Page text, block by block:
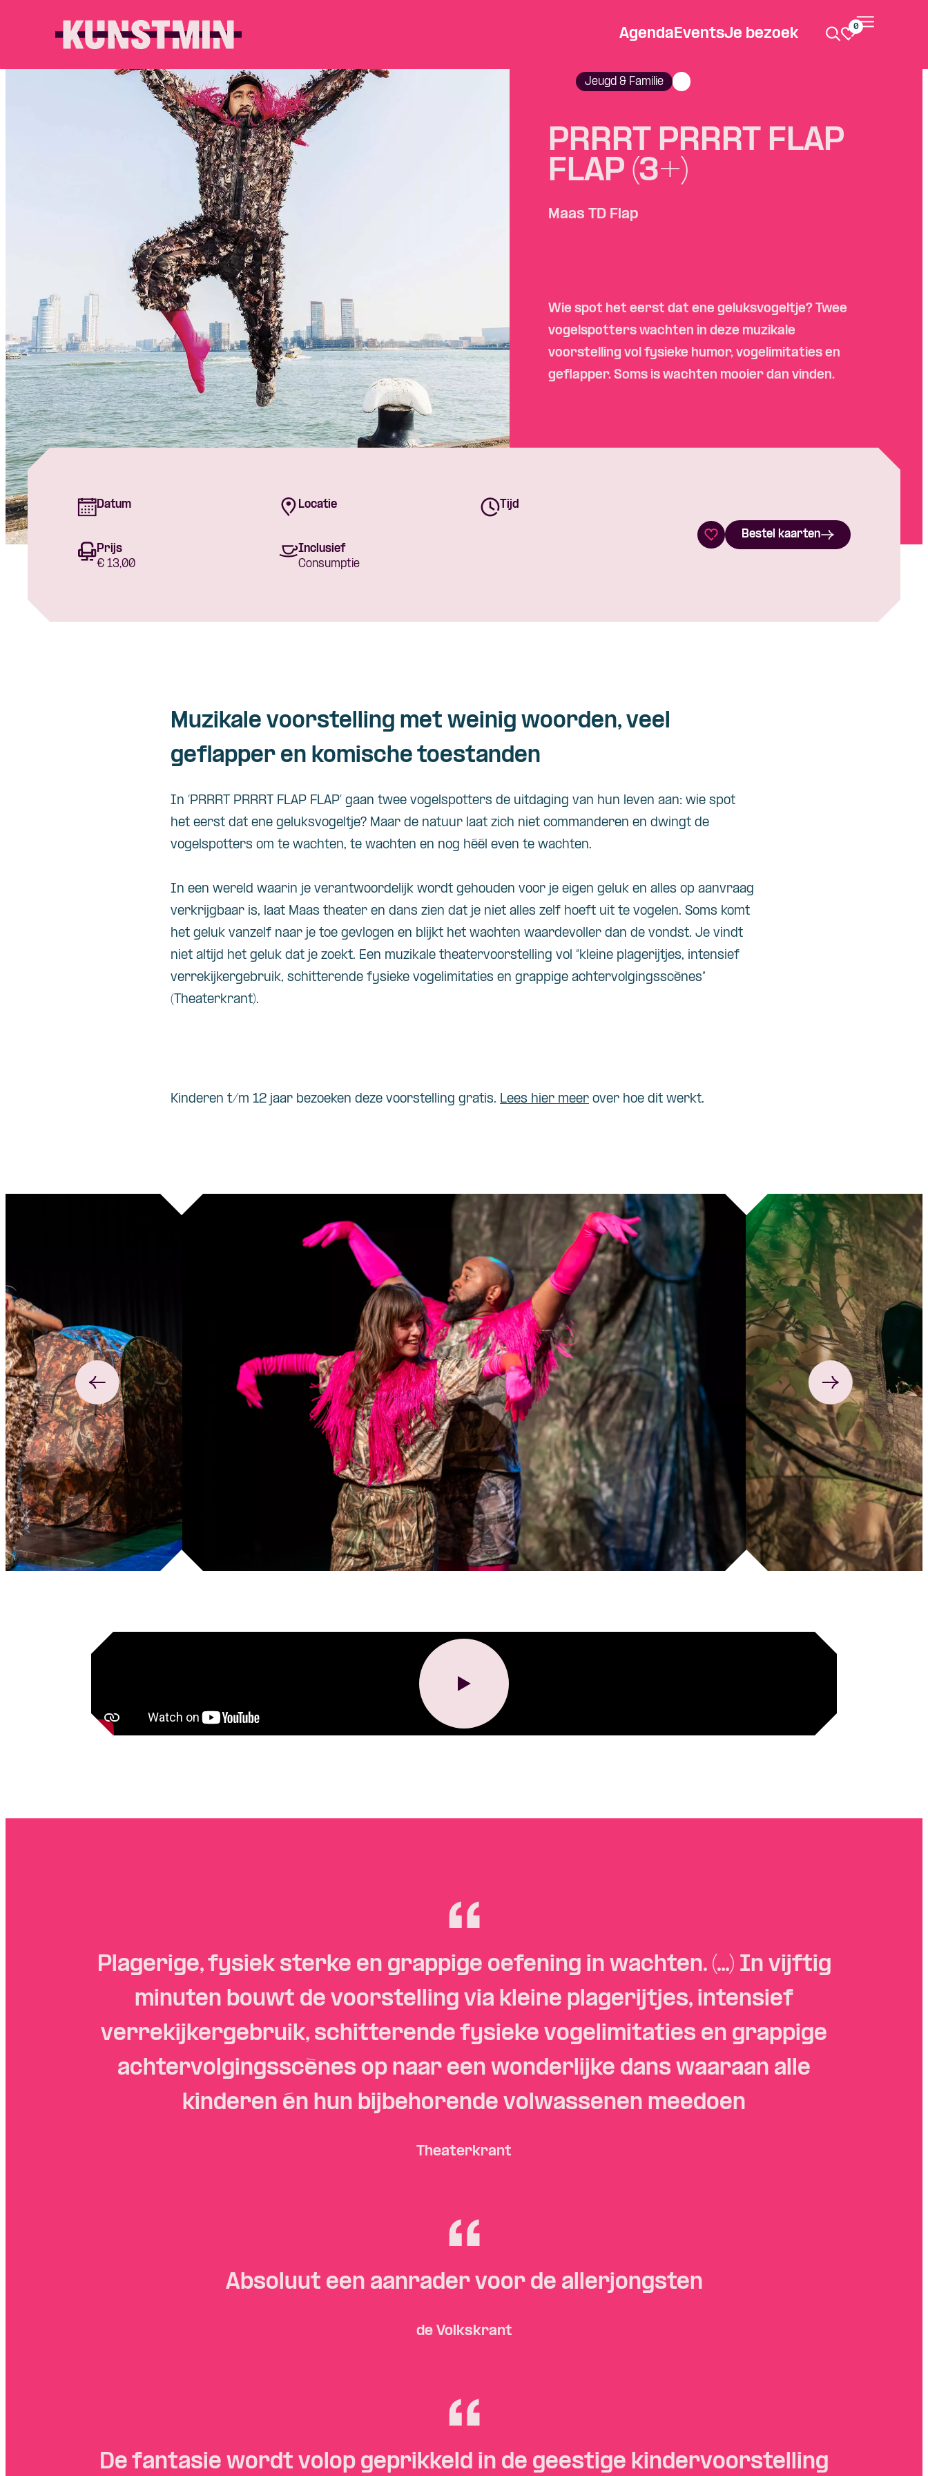
AgendaEventsJe bezoek 0
Jeugd & Familie
PRRRT PRRRT FLAP
FLAP (3+)
Maas TD Flap
Wie spot heteerst dat ene geluksvogeltje? Twee
vogelspotters wachten indeze muzikale
voorstelling volfysieke humor,vogelimitaties en
geflapper. Soms iswachten mooier danvinden.
Datum Locatie Tijd
Prijs
€ 13,00
Inclusief
Consumptie
Bestel kaarten
Muzikale voorstelling met weinig woorden, veel
geflapper en komische toestanden
In ‘PRRRT PRRRT FLAP FLAP’ gaan twee vogelspotters de uitdaging van hun leven aan: wie spot
het eerst dat ene geluksvogeltje? Maar de natuur laat zich niet commanderen en dwingt de
vogelspotters om te wachten, te wachten en nog héél even te wachten.
In een wereld waarin je verantwoordelijk wordt gehouden voor je eigen geluk en alles op aanvraag
verkrijgbaar is, laat Maas theater en dans zien dat je niet alles zelf hoeft uit te vogelen. Soms komt
het geluk vanzelf naar je toe gevlogen en blijkt het wachten waardevoller dan de vondst. Je vindt
niet altijd het geluk dat je zoekt. Een muzikale theatervoorstelling vol “kleine plagerijtjes, intensief
verrekijkergebruik, schitterende fysieke vogelimitaties en grappige achtervolgingsscènes”
( Theaterkrant).
Kinderen t/m 12 jaar bezoeken deze voorstelling gratis. Lees hier meer over hoe dit werkt.
Plagerige, fysiek sterke en grappige oefening in wachten. (…) In vijftig
minuten bouwt de voorstelling via kleine plagerijtjes, intensief
verrekijkergebruik, schitterende fysieke vogelimitaties en grappige
achtervolgingsscènes op naar een wonderlijke dans waaraan alle
kinderen én hun bijbehorende volwassenen meedoen
Theaterkrant
Absoluut een aanrader voor de allerjongsten
de Volkskrant
De fantasie wordt volop geprikkeld in de geestige kindervoorstelling